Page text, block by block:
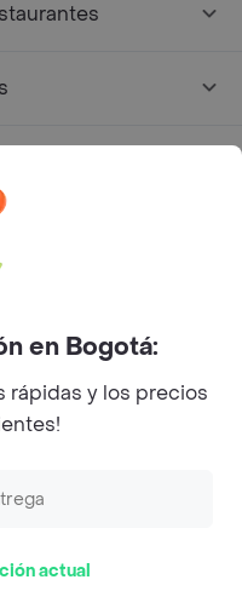
ti
en Bogotá:
rápidas y los precios
actual